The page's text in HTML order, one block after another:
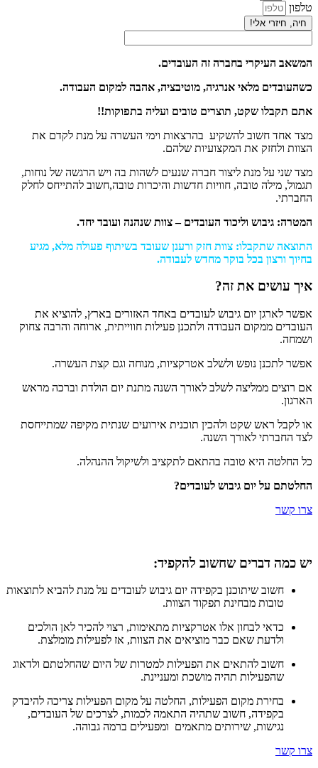
טלפון
חיה, חיזרי אלי!
המשאב העיקרי בחברה זה העובדים.
כשהעובדים מלאי אנרגיה, מוטיבציה, אהבה למקום העבודה.
אתם תקבלו שקט, תוצרים טובים ועליה בתפוקות!!
מצד אחד חשוב להשקיע בהרצאות וימי העשרה על מנת לקדם את
הצוות ולחזק את המקצועיות שלהם.
מצד שני על מנת ליצור חברה שנעים לשהות בה ויש הרגשה של נוחות,
תגמול, מילה טובה, חוויות חדשות והיכרות טובה,חשוב להתייחס לחלק
החברתי.
המטרה: גיבוש וליכוד העובדים – צוות שנהנה ועובד יחד.
התוצאה שתקבלו: צוות חזק ורענן שעובד בשיתוף פעולה מלא, מגיע
בחיוך ורצון בכל בוקר מחדש לעבודה.
איך עושים את זה?
אפשר לארגן יום גיבוש לעובדים באחד האזורים בארץ, להוציא את
העובדים ממקום העבודה ולתכנן פעילות חווייתית, ארוחה והרבה צחוק
ושמחה.
אפשר לתכנן נופש ולשלב אטרקציות, מנוחה וגם קצת העשרה.
אם רוצים ממליצה לשלב לאורך השנה מתנת יום הולדת וברכה מראש
הארגון.
או לקבל ראש שקט ולהכין תוכנית אירועים שנתית מקיפה שמתייחסת
לצד החברתי לאורך השנה.
כל החלטה היא טובה בהתאם לתקציב ולשיקול ההנהלה.
החלטתם על יום גיבוש לעובדים?
צרו קשר
יש כמה דברים שחשוב להקפיד:
חשוב שיתוכנן בקפידה יום גיבוש לעובדים על מנת להביא לתוצאות
טובות מבחינת תפקוד הצוות.
כדאי לבחון אלו אטרקציות מתאימות, רצוי להכיר לאן הולכים
ולדעת שאם כבר מוציאים את הצוות, אז לפעילות מומלצת.
חשוב להתאים את הפעילות למטרות של היום שהחלטתם ולדאוג
שהפעילות תהיה מושכת ומעניינת.
בחירת מקום הפעילות, החלטה על מקום הפעילות צריכה להיבדק
בקפידה, חשוב שתהיה התאמה לכמות, לצרכים של העובדים,
נגישות, שירותים מתאמים ומפעילים ברמה גבוהה.
צרו קשר